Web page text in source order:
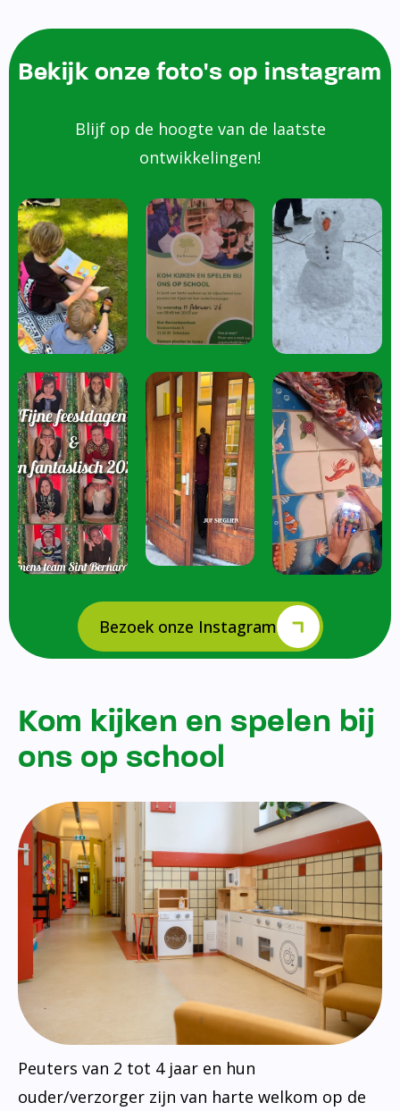
Bekijk onze foto's op instagram
Blijf op de hoogte van de laatste
ontwikkelingen!
Bezoek onze Instagram
Kom kijken en spelen bij
ons op school
Peuters van 2 tot 4 jaar en hun
ouder/verzorger zijn van harte welkom op de